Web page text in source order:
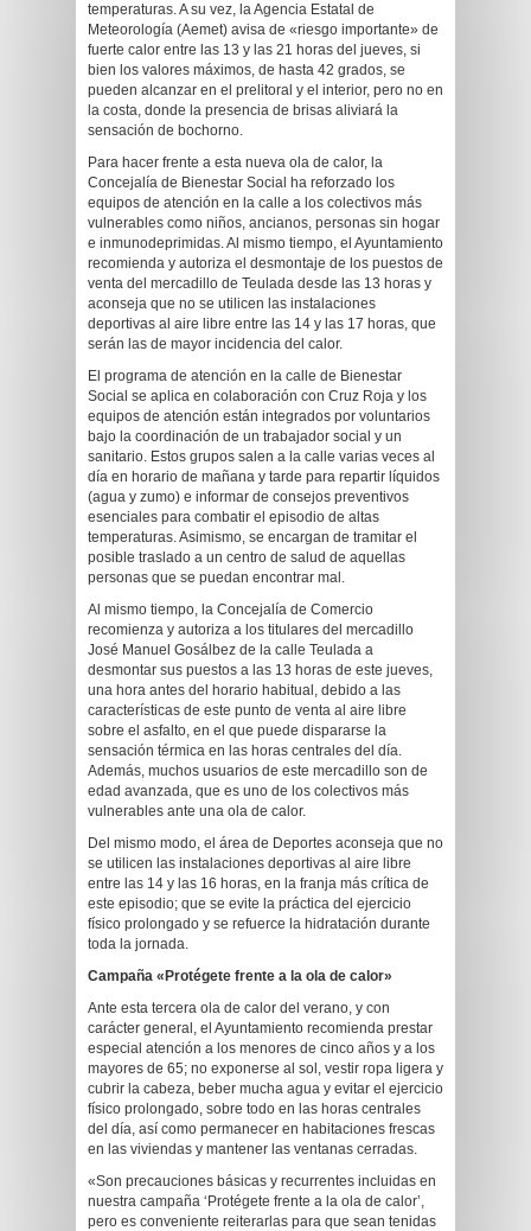
temperaturas. A su vez, la Agencia Estatal de
Meteorología (Aemet) avisa de «riesgo importante» de
fuerte calor entre las 13 y las 21 horas del jueves, si
bien los valores máximos, de hasta 42 grados, se
pueden alcanzar en el prelitoral y el interior, pero no en
la costa, donde la presencia de brisas aliviará la
sensación de bochorno.
Para hacer frente a esta nueva ola de calor, la
Concejalía de Bienestar Social ha reforzado los
equipos de atención en la calle a los colectivos más
vulnerables como niños, ancianos, personas sin hogar
e inmunodeprimidas. Al mismo tiempo, el Ayuntamiento
recomienda y autoriza el desmontaje de los puestos de
venta del mercadillo de Teulada desde las 13 horas y
aconseja que no se utilicen las instalaciones
deportivas al aire libre entre las 14 y las 17 horas, que
serán las de mayor incidencia del calor.
El programa de atención en la calle de Bienestar
Social se aplica en colaboración con Cruz Roja y los
equipos de atención están integrados por voluntarios
bajo la coordinación de un trabajador social y un
sanitario. Estos grupos salen a la calle varias veces al
día en horario de mañana y tarde para repartir líquidos
(agua y zumo) e informar de consejos preventivos
esenciales para combatir el episodio de altas
temperaturas. Asimismo, se encargan de tramitar el
posible traslado a un centro de salud de aquellas
personas que se puedan encontrar mal.
Al mismo tiempo, la Concejalía de Comercio
recomienza y autoriza a los titulares del mercadillo
José Manuel Gosálbez de la calle Teulada a
desmontar sus puestos a las 13 horas de este jueves,
una hora antes del horario habitual, debido a las
características de este punto de venta al aire libre
sobre el asfalto, en el que puede dispararse la
sensación térmica en las horas centrales del día.
Además, muchos usuarios de este mercadillo son de
edad avanzada, que es uno de los colectivos más
vulnerables ante una ola de calor.
Del mismo modo, el área de Deportes aconseja que no
se utilicen las instalaciones deportivas al aire libre
entre las 14 y las 16 horas, en la franja más crítica de
este episodio; que se evite la práctica del ejercicio
físico prolongado y se refuerce la hidratación durante
toda la jornada.
Campaña «Protégete frente a la ola de calor»
Ante esta tercera ola de calor del verano, y con
carácter general, el Ayuntamiento recomienda prestar
especial atención a los menores de cinco años y a los
mayores de 65; no exponerse al sol, vestir ropa ligera y
cubrir la cabeza, beber mucha agua y evitar el ejercicio
físico prolongado, sobre todo en las horas centrales
del día, así como permanecer en habitaciones frescas
en las viviendas y mantener las ventanas cerradas.
«Son precauciones básicas y recurrentes incluidas en
nuestra campaña ‘Protégete frente a la ola de calor’,
pero es conveniente reiterarlas para que sean tenidas